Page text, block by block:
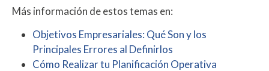
Más información de estos temas en:
Objetivos Empresariales: Qué Son y los
Principales Errores al Definirlos
Cómo Realizar tu Planificación Operativa